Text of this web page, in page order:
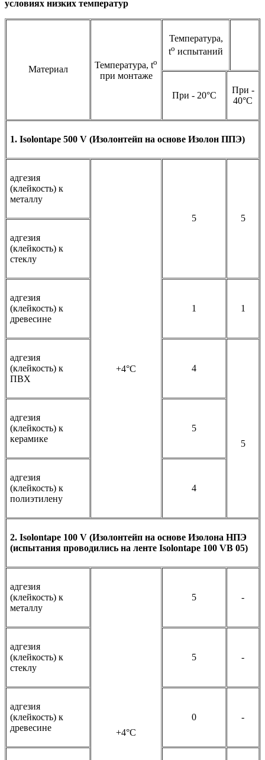
условиях низких температур
Материал Температура, to
при монтаже
Температура,
to испытаний
При - 20°С
При -
40°С
1. Isolontape 500 V (Изолонтейп на основе Изолон ППЭ)
адгезия
(клейкость) к
металлу
+4°С
5
5
адгезия
(клейкость) к
стеклу
адгезия
(клейкость) к
древесине
1 1
адгезия
(клейкость) к
ПВХ
4
5
адгезия
(клейкость) к
керамике
5
адгезия
(клейкость) к
полиэтилену
4
2. Isolontape 100 V (Изолонтейп на основе Изолона НПЭ
(испытания проводились на ленте Isolontape 100 VB 05)
адгезия
(клейкость) к
металлу
+4°С
5 -
адгезия
(клейкость) к
стеклу
5 -
адгезия
(клейкость) к
древесине
0 -